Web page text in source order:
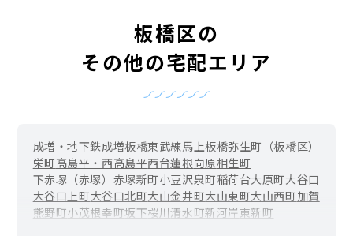
板橋区の
その他の宅配エリア
成増・地下鉄成増板橋東武練馬 上板橋弥生町（板橋区）
栄町高島平・西高島平西台蓮根向原相生町
下赤塚（赤塚） 赤塚新町小豆沢泉町稲荷台大原町大谷口
大谷口上町大谷口北町大山金井町大山東町大山西町加賀
熊野町小茂根幸町坂下桜川清水町新河岸東新町